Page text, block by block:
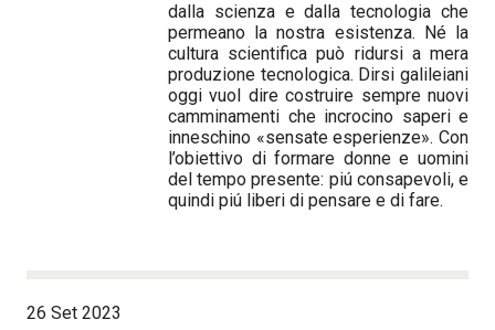
dalla scienza e dalla tecnologia che
permeano la nostra esistenza. Né la
cultura scientifica può ridursi a mera
produzione tecnologica. Dirsi galileiani
oggi vuol dire costruire sempre nuovi
camminamenti che incrocino saperi e
inneschino «sensate esperienze». Con
l’obiettivo di formare donne e uomini
del tempo presente: piú consapevoli, e
quindi piú liberi di pensare e di fare.
26 Set 2023